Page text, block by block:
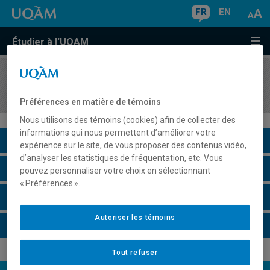
FR EN
Étudier à l'UQAM
COURS//
Description du cours
Horaire - Été 2026
Préférences en matière de témoins
Nous utilisons des témoins (cookies) afin de collecter des
informations qui nous permettent d’améliorer votre
expérience sur le site, de vous proposer des contenus vidéo,
d’analyser les statistiques de fréquentation, etc. Vous
pouvez personnaliser votre choix en sélectionnant
« Préférences ».
Tout refuser
Autoriser les témoins